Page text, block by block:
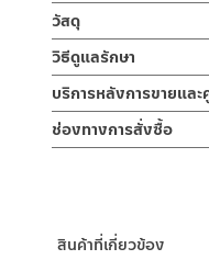
ราวพาดผ้า ยาว 80 ซ
ราวพาดผ้า ยาว 80 ซม
มากยิ่งขึ้น สะดวกต่อกา
วัสดุ
ตัวราวพาดผ้า
ผลิตจากวัสดุสแตนเลส
วิธีดูแลรักษา
คำแนะนำในการดูแลรัก
1. ไม่ทำสินค้าให้เกิดคว
2. ทำความสะอาดสินค้า
3. ห้ามใช้สารเคมีที่มีฤท
บริการหลังการขายแล
ช่องทางออนไลน์
– Email:
ช่องทางการสั่งซื้อ
–Lazada
สินค้าที่เกี่ยวข้อง